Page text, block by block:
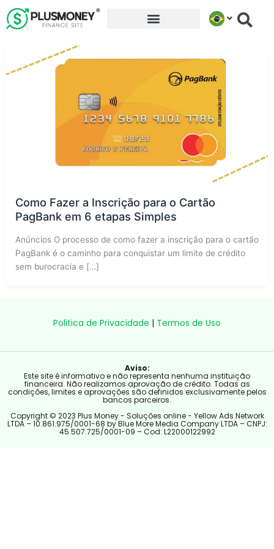
para
Como Fazer a Inscrição para o Cartão
PagBank em 6 etapas Simples
Anúncios O processo de como fazer a inscrição para o cartão
PagBank é o caminho para conquistar um limite de crédito
sem burocracia e […]
Politica de Privacidade | Termos de Uso
Aviso:
Este site é informativo e não representa nenhuma instituição
financeira. Não realizamos aprovação de crédito. Todas as
condições, limites e aprovações são definidos exclusivamente pelos
bancos parceiros.
Copyright © 2023 Plus Money - Soluções online - Yellow Ads Network
LTDA – 10.861.975/0001-68 by Blue More Media Company LTDA – CNPJ:
45.507.725/0001-09 – Cod: L22000122992